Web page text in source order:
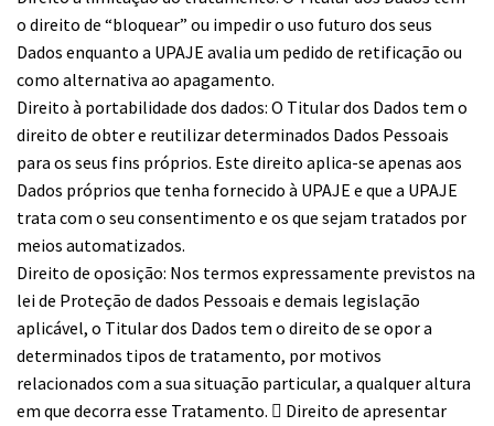
o direito de “bloquear” ou impedir o uso futuro dos seus
Dados enquanto a UPAJE avalia um pedido de retificação ou
como alternativa ao apagamento.
Direito à portabilidade dos dados: O Titular dos Dados tem o
direito de obter e reutilizar determinados Dados Pessoais
para os seus fins próprios. Este direito aplica-se apenas aos
Dados próprios que tenha fornecido à UPAJE e que a UPAJE
trata com o seu consentimento e os que sejam tratados por
meios automatizados.
Direito de oposição: Nos termos expressamente previstos na
lei de Proteção de dados Pessoais e demais legislação
aplicável, o Titular dos Dados tem o direito de se opor a
determinados tipos de tratamento, por motivos
relacionados com a sua situação particular, a qualquer altura
em que decorra esse Tratamento.  Direito de apresentar